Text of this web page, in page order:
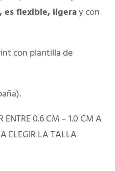
es flexible, ligeray con
con plantilla de
ENTRE 0.6 CM – 1.0 CM A
ELEGIR LA TALLA